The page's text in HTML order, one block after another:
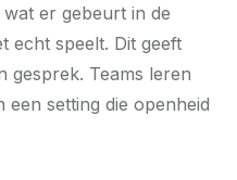
er gebeurt in de
echt speelt. Dit geeft
gesprek. Teams leren
setting die openheid